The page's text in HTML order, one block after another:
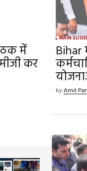
में
कर
MAIN
Bihar
byAmit